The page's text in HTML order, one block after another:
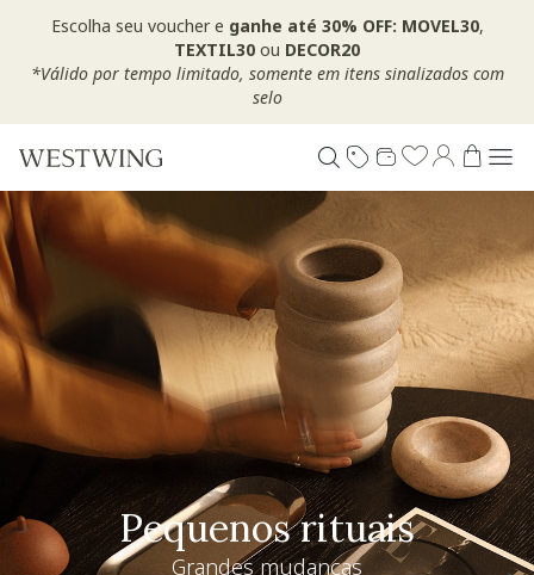
Escolha seu voucher e ganhe até 30% OFF: MOVEL30,
TEXTIL30 ou DECOR20
*Válido por tempo limitado, somente em itens sinalizados com
selo
Pequenos rituais
Grandes mudanças